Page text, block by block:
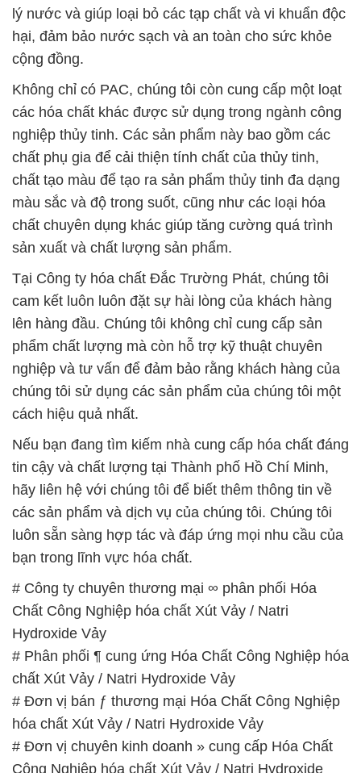
các hóa chất khác được sử dụng trong ngành công
nghiệp thủy tinh. Các sản phẩm này bao gồm các
chất phụ gia để cải thiện tính chất của thủy tinh,
chất tạo màu để tạo ra sản phẩm thủy tinh đa dạng
màu sắc và độ trong suốt, cũng như các loại hóa
chất chuyên dụng khác giúp tăng cường quá trình
sản xuất và chất lượng sản phẩm.
Tại Công ty hóa chất Đắc Trường Phát, chúng tôi
cam kết luôn luôn đặt sự hài lòng của khách hàng
lên hàng đầu. Chúng tôi không chỉ cung cấp sản
phẩm chất lượng mà còn hỗ trợ kỹ thuật chuyên
nghiệp và tư vấn để đảm bảo rằng khách hàng của
chúng tôi sử dụng các sản phẩm của chúng tôi một
cách hiệu quả nhất.
Nếu bạn đang tìm kiếm nhà cung cấp hóa chất đáng
tin cậy và chất lượng tại Thành phố Hồ Chí Minh,
hãy liên hệ với chúng tôi để biết thêm thông tin về
các sản phẩm và dịch vụ của chúng tôi. Chúng tôi
luôn sẵn sàng hợp tác và đáp ứng mọi nhu cầu của
bạn trong lĩnh vực hóa chất.
# Công ty chuyên thương mại ∞ phân phối Hóa
Chất Công Nghiệp hóa chất Xút Vảy / Natri
Hydroxide Vảy
# Phân phối ¶ cung ứng Hóa Chất Công Nghiệp hóa
chất Xút Vảy / Natri Hydroxide Vảy
# Đơn vị bán ƒ thương mại Hóa Chất Công Nghiệp
hóa chất Xút Vảy / Natri Hydroxide Vảy
# Đơn vị chuyên kinh doanh » cung cấp Hóa Chất
Công Nghiệp hóa chất Xút Vảy / Natri Hydroxide
# Đơn vị phân phối { bán } Hóa Chất Công Nghiệp
hóa chất Xút Vảy / Natri Hydroxide Vảy
# Cty bán › kinh doanh Hóa Chất Công Nghiệp hóa